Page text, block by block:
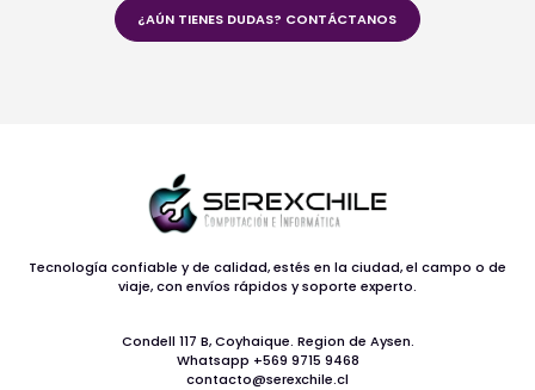
¿AÚN TIENES DUDAS? CONTÁCTANOS
Tecnología confiable y de calidad, estés en la ciudad, el campo o de
viaje, con envíos rápidos y soporte experto.
Condell 117 B, Coyhaique. Region de Aysen.
Whatsapp +569 9715 9468
contacto@serexchile.cl